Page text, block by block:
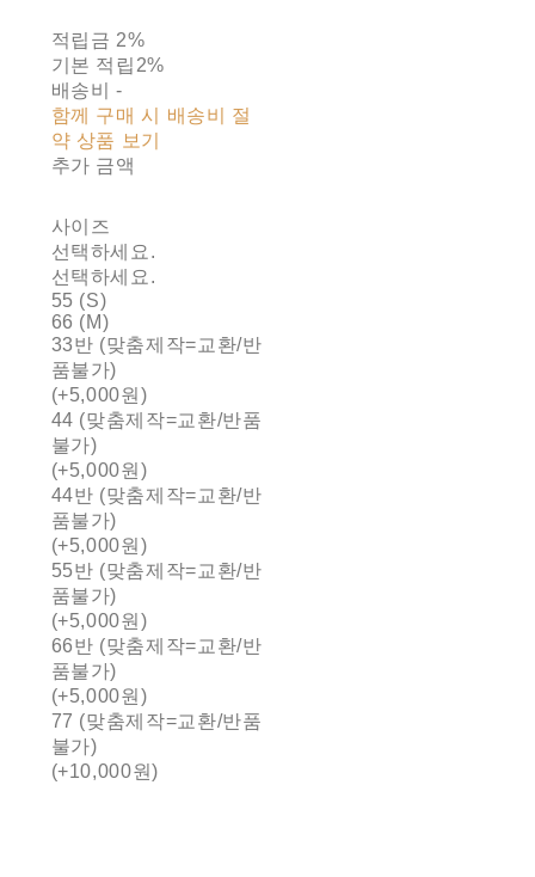
적립금 2%
기본 적립 2%
배송비-
함께 구매 시 배송비 절
약 상품 보기
추가 금액
사이즈
선택하세요.
선택하세요.
55 (S)
66 (M)
33반 (맞춤제작=교환/반
품불가)
(+5,000원)
44 (맞춤제작=교환/반품
불가)
(+5,000원)
44반 (맞춤제작=교환/반
품불가)
(+5,000원)
55반 (맞춤제작=교환/반
품불가)
(+5,000원)
66반 (맞춤제작=교환/반
품불가)
(+5,000원)
77 (맞춤제작=교환/반품
불가)
(+10,000원)